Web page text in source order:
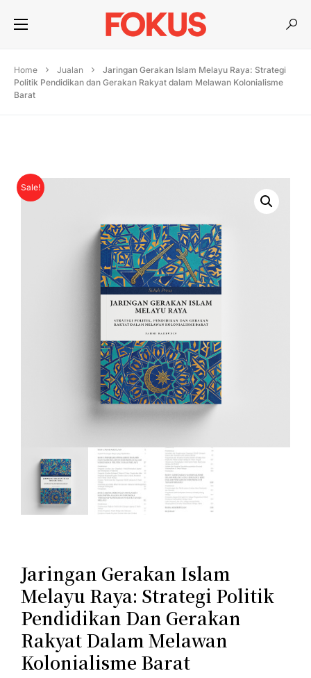
Home Jualan
Jaringan Gerakan Islam Melayu Raya: Strategi
Politik Pendidikan dan Gerakan Rakyat dalam Melawan Kolonialisme
Barat
Sale!
Jaringan Gerakan Islam
Melayu Raya: Strategi Politik
Pendidikan Dan Gerakan
Rakyat Dalam Melawan
Kolonialisme Barat